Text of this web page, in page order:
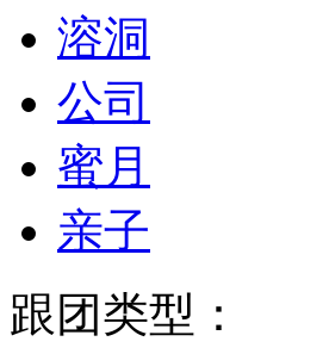
溶洞
公司
蜜月
亲子
跟团类型：